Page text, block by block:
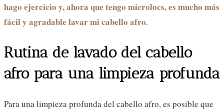
hago ejercicio y, ahora que tengo microlocs, es mucho más
fácil y agradable lavar mi cabello afro.
Rutina de lavado del cabello
afro para una limpieza profunda
Para una limpieza profunda del cabello afro, es posible que